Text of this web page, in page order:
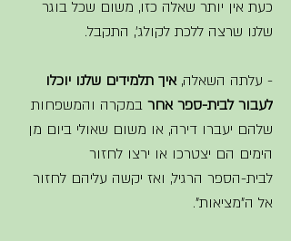
כעת אין יותר שאלה כזו, משום שכל בוגר
שלנו שרצה ללכת לקולג', התקבל.
- עלתה השאלה, איך תלמידים שלנו יוכלו
לעבור לבית-ספר אחר במקרה והמשפחות
שלהם יעברו דירה, או משום שאולי ביום מן
הימים הם יצטרכו או ירצו לחזור
לבית-הספר הרגיל, ואז יקשה עליהם לחזור
אל ה"מציאות".